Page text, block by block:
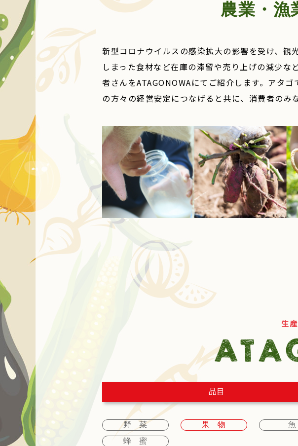
農業・
新型コロナウイルスの感染拡大の影響を受け、
しまった食材など在庫の滞留や売り上げの減少
者さんをATAGONOWAにてご紹介します。 アタゴ
の方々の経営安定につなげると共に、消費者のみ
生
品目
野 菜 果 物 魚
蜂 蜜